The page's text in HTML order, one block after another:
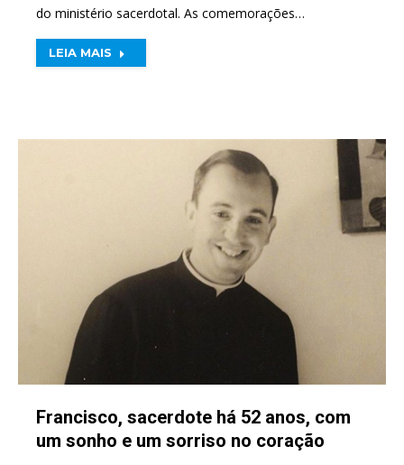
do ministério sacerdotal. As comemorações…
LEIA MAIS
Francisco, sacerdote há 52 anos, com
um sonho e um sorriso no coração